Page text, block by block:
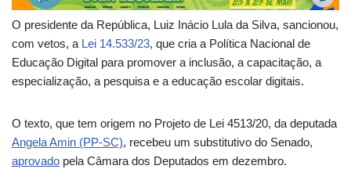
O presidente da República, Luiz Inácio Lula da Silva, sancionou,
com vetos, a Lei 14.533/23, que cria a Política Nacional de
Educação Digital para promover a inclusão, a capacitação, a
especialização, a pesquisa e a educação escolar digitais.
O texto, que tem origem no Projeto de Lei 4513/20, da deputada
Angela Amin (PP-SC), recebeu um substitutivo do Senado,
aprovado pela Câmara dos Deputados em dezembro.